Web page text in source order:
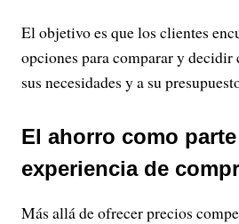
El objetivo es que los clientes
opciones para comparar y decidir
sus necesidades y a su
El ahorro como
experiencia de
Más allá de ofrecer precios